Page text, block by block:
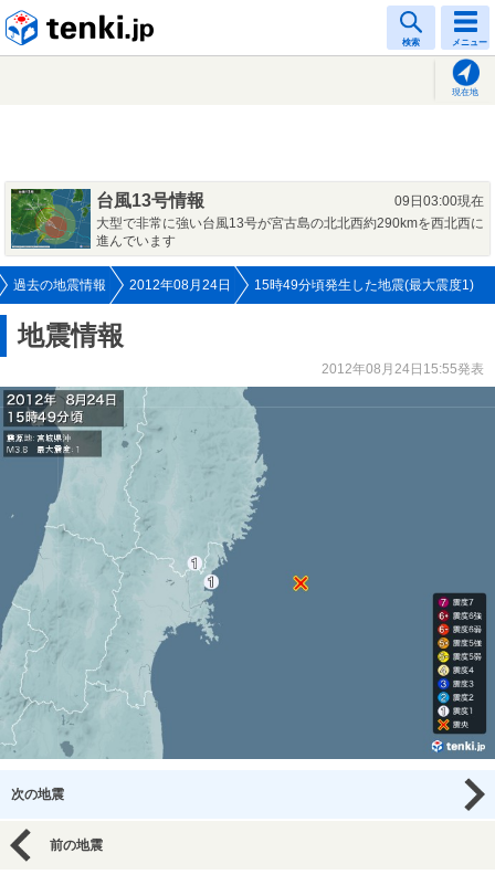
検索 メニュー
現在地
台風13号情報
09日03:00現在
大型で非常に強い台風13号が宮古島の北北西約290kmを西北西に
進んでいます
過去の地震情報 2012年08月24日 15時49分頃発生した地震(最大震度1)
地震情報
2012年08月24日15:55発表
次の地震
前の地震